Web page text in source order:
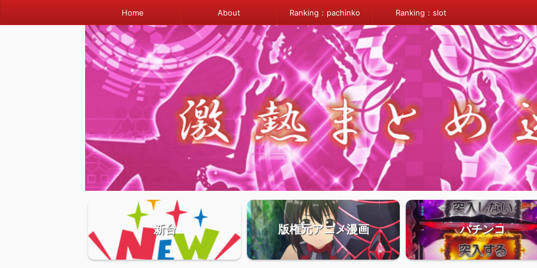
Home About Ranking：pachinko Ranking：slot
新台 版権元アニメ漫画 パチンコ